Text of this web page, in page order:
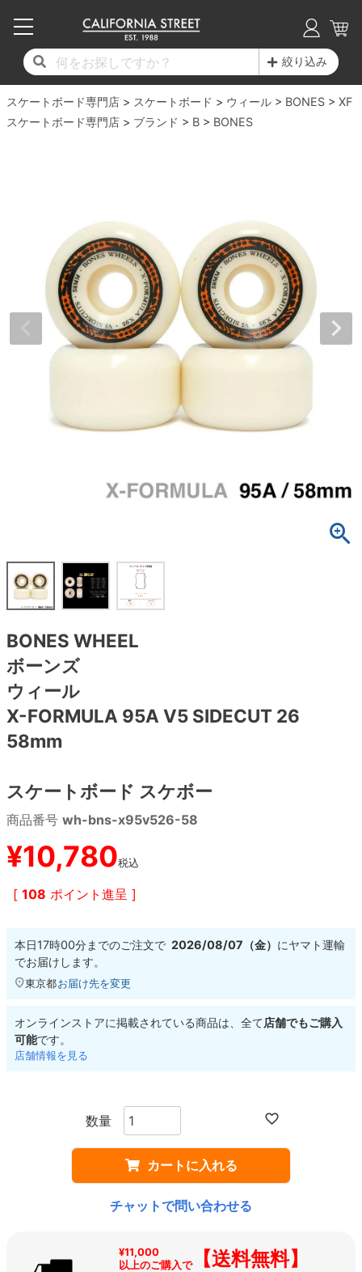
絞り込み
スケートボード専門店 スケートボード ウィール BONES
XF
スケートボード専門店
ブランド B BONES
BONES WHEEL
ボーンズ
ウィール
X-FORMULA 95A V5 SIDECUT 26
58mm
スケートボード スケボー
商品番号 wh-bns-x95v526-58
¥10,780税込
[ 108 ポイント進呈 ]
本日17時00分までのご注文で 2026/08/07（金） にヤマト運輸
でお届けします。
東京都お届け先を変更
オンラインストアに掲載されている商品は、全て店舗でもご購入
可能です。
店舗情報を見る
カートに入れる
チャットで問い合わせる
¥11,000
以上のご購入で【送料無料】
17時までのご注文は当日発送！
11,000円以上で送料無料！
毎月1日はポイント5倍！10日と20日は3倍！
17時までのご注文は当日発送！
11,000円以上で送料無料！
毎月1日はポイント5倍！10日と20日は3倍！
サイズからデッキを選ぶ
子供用デッキ
7.0inch以下
7.6inch
7.7inch
7.8inch
8.4inch
8.5inch
8.6inch
8.7inch
8.9inch
9.0inch以上
シェイプデッキ
トラック
17時までのご注文は当日発送！
11,000円以上で送料無料！
毎月1日はポイント5倍！10日と20日は3倍！
適合デッキサイズから選ぶ
7.0inch以下
7.2inch
7.7inch
7.8inch
7.9inch
8.5inch
8.6inch
8.7inch
8.8inch
9.0inch以上
ウィール
17時までのご注文は当日発送！
11,000円以上で送料無料！
毎月1日はポイント5倍！10日と20日は3倍！
ウィールをサイズから選ぶ
50mm
51mm
55mm
56mm
57mm
64mm
65mm
70mm
72mm
110mm
スピットファイヤー F4（フォーミュラフォ
ボーンズ XF（エックスフォーミュラ）
ボーンズ STF（エスティーエフ）
パウエルペラルタ DF（ドラゴンフォーミュ
ベアリング
デッキテープ
パーツ・その他
練習用アイテム（初心者におすすめ）
スケートケース・バッグ
メディア（雑誌・DVD・CD）
17時までのご注文は当日発送！
11,000円以上で送料無料！
毎月1日はポイント5倍！10日と20日は3倍！
シューズをサイズから選ぶ
20cm
21cm
23.5cm
24cm
24.5cm
27.5cm
28cm
28.5cm
29cm
30cm
サンダル
インソール
シューレース・その他
17時までのご注文は当日発送！
11,000円以上で送料無料！
毎月1日はポイント5倍！10日と20日は3倍！
ジャケット
パーカー
トレーナー・セーター
パンツ
長袖ボタンシャツ
キャップ
ソックス
アンダーウエア
サイズの測り方
17時までのご注文は当日発送！
11,000円以上で送料無料！
毎月1日はポイント5倍！10日と20日は3倍！
17時までのご注文は当日発送！
11,000円以上で送料無料！
毎月1日はポイント5倍！10日と20日は3倍！
スタッフおすすめアイテム
ブランド紹介
INFO
17時までのご注文は当日発送！
11,000円以上で送料無料！
毎月1日はポイント5倍！10日と20日は3倍！
スタッフ紹介
カリフォルニアストリートの歴史
求人情報
プライバシーポリシー